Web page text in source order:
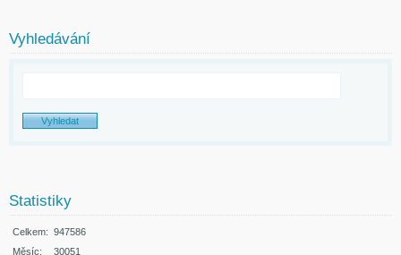
Vyhledávání
Statistiky
Celkem: 947586
Měsíc:
30051